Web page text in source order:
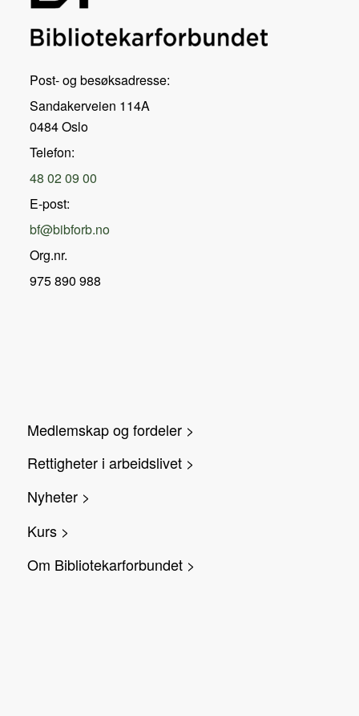
Post- og besøksadresse:
Sandakerveien 114A
0484 Oslo
Telefon:
48 02 09 00
E-post:
bf@bibforb.no
Org.nr.
975 890 988
Medlemskap og fordeler >
Rettigheter i arbeidslivet >
Nyheter >
Kurs >
Om Bibliotekarforbundet >